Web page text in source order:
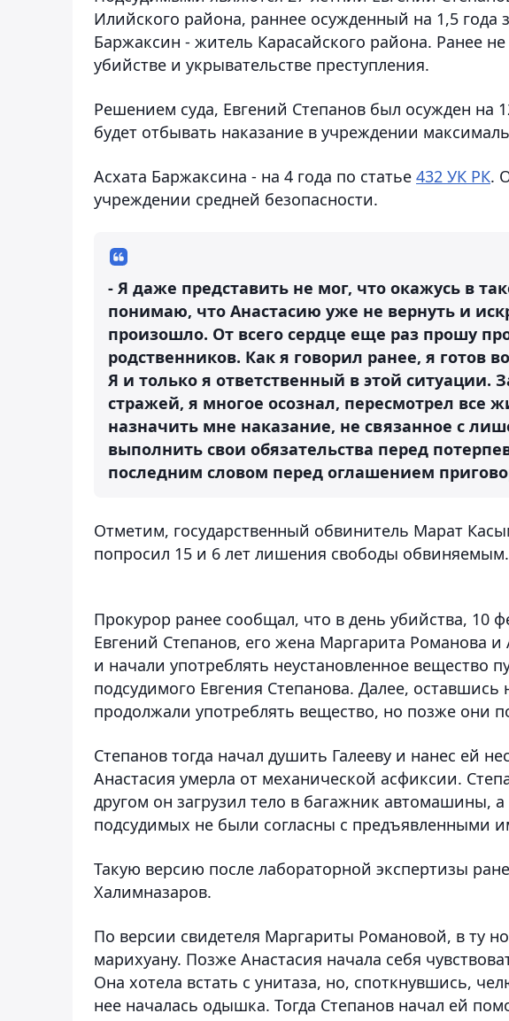
Илийского района, раннее осужденный на 1,5 года
Баржаксин - житель Карасайского района. Ранее
убийстве и укрывательстве преступления.
Решением суда, Евгений Степанов был осужден на
будет отбывать наказание в учреждении
Асхата Баржаксина - на 4 года по статье 432 УК РК.
учреждении средней безопасности.
- Я даже представить не мог, что окажусь в
понимаю, что Анастасию уже не вернуть и
произошло. От всего сердце еще раз прошу
родственников. Как я говорил ранее, я готов
Я и только я ответственный в этой ситуации.
стражей, я многое осознал, пересмотрел все
назначить мне наказание, не связанное с
выполнить свои обязательства перед
последним словом перед оглашением
Отметим, государственный обвинитель Марат
попросил 15 и 6 лет лишения свободы обвиняемым.
Прокурор ранее сообщал, что в день убийства, 10
Евгений Степанов, его жена Маргарита Романова
и начали употреблять неустановленное вещество
подсудимого Евгения Степанова. Далее, оставшись
продолжали употреблять вещество, но позже они
Степанов тогда начал душить Галееву и нанес ей
Анастасия умерла от механической асфиксии.
другом он загрузил тело в багажник автомашины,
подсудимых не были согласны с предъявленными
Такую версию после лабораторной экспертизы
Халимназаров.
По версии свидетеля Маргариты Романовой, в ту
марихуану. Позже Анастасия начала себя
Она хотела встать с унитаза, но, споткнувшись,
нее началась одышка. Тогда Степанов начал ей